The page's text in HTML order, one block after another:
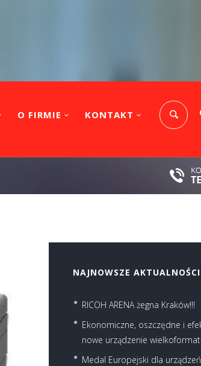
O FIRMIE KONTAKT
NAJNOWSZE AKTUALNOŚCI
RICOH ARENA żegna Kraków!!!
Ekonomiczne, oszczędne i
nowe urządzenie
Medal Europejski dla urządzeń